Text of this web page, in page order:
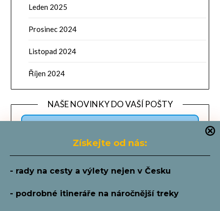
Získejte od nás:
- rady na cesty a výlety nejen v Česku
- podrobné itineráře na náročnější treky
Leden 2025
Prosinec 2024
Listopad 2024
Říjen 2024
NAŠE NOVINKY DO VAŠÍ POŠTY